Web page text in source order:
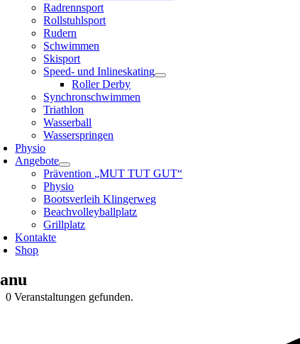
Radrennsport
Rollstuhlsport
Rudern
Schwimmen
Skisport
Speed- und Inlineskating
Roller Derby
Synchronschwimmen
Triathlon
Wasserball
Wasserspringen
Physio
Angebote
Prävention „MUT TUT GUT“
Physio
Bootsverleih Klingerweg
Beachvolleyballplatz
Grillplatz
Kontakte
Shop
0 Veranstaltungen gefunden.